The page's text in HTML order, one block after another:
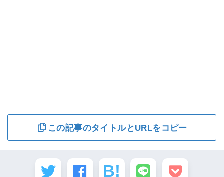
この記事のタイトルとURLをコピー